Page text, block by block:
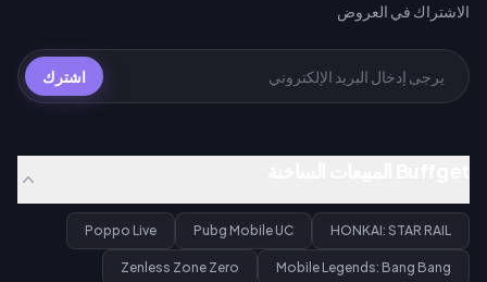
الاشتراك في العروض
اشترك
HONKAI: STAR RAIL
Pubg Mobile UC
Poppo Live
Mobile Legends: Bang Bang
Zenless Zone Zero